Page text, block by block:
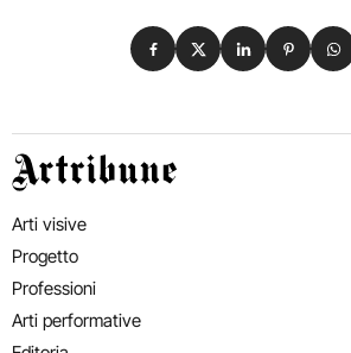
Condividi su Facebook
Condividi su X
Condividi su
Artribune
Arti visive
Progetto
Professioni
Arti performative